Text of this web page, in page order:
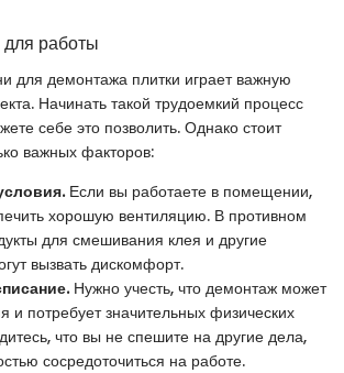
работы
для демонтажа плитки играет важную
Начинать такой трудоемкий процесс
себе это позволить. Однако стоит
важных факторов:
Если вы работаете в помещении,
хорошую вентиляцию. В противном
для смешивания клея и другие
вызвать дискомфорт.
Нужно учесть, что демонтаж может
и потребует значительных физических
что вы не спешите на другие дела,
сосредоточиться на работе.